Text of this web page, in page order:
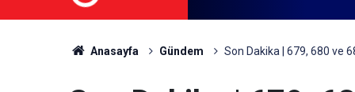
Anasayfa Gündem Son Dakika | 679, 680 ve